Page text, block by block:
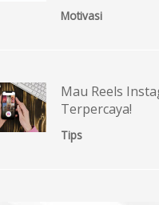
Motivasi
Mau Reels
Terpercaya!
Tips